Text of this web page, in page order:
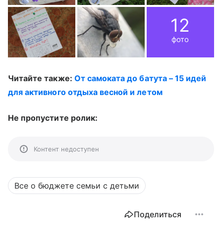
12
фото
Читайте также: От самоката до батута – 15 идей
для активного отдыха весной и летом
Не пропустите ролик:
Контент недоступен
Все о бюджете семьи с детьми
Поделиться